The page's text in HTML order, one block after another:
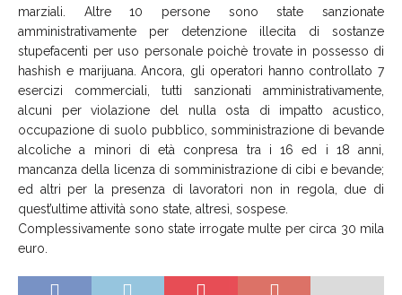
marziali. Altre 10 persone sono state sanzionate
amministrativamente per detenzione illecita di sostanze
stupefacenti per uso personale poichè trovate in possesso di
hashish e marijuana. Ancora, gli operatori hanno controllato 7
esercizi commerciali, tutti sanzionati amministrativamente,
alcuni per violazione del nulla osta di impatto acustico,
occupazione di suolo pubblico, somministrazione di bevande
alcoliche a minori di età conpresa tra i 16 ed i 18 anni,
mancanza della licenza di somministrazione di cibi e bevande;
ed altri per la presenza di lavoratori non in regola, due di
quest’ultime attività sono state, altresì, sospese.
Complessivamente sono state irrogate multe per circa 30 mila
euro.